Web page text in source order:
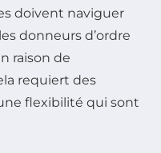
doivent naviguer
donneurs d’ordre
raison de
requiert des
flexibilité qui sont